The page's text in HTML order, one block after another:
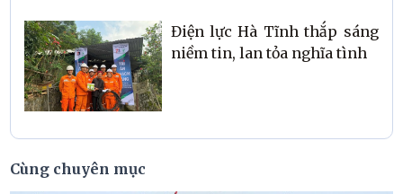
Điện lực Hà Tĩnh thắp sáng
niềm tin, lan tỏa nghĩa tình
Cùng chuyên mục